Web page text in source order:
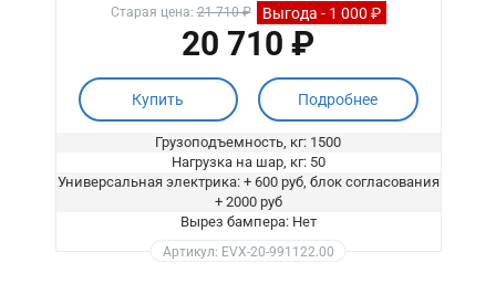
Старая цена:21 710 ₽ Выгода - 1 000 ₽
20 710 ₽
Купить Подробнее
Грузоподъемность, кг: 1500
Нагрузка на шар, кг: 50
Универсальная электрика: + 600 руб, блок согласования
+ 2000 руб
Вырез бампера: Нет
Артикул: EVX-20-991122.00